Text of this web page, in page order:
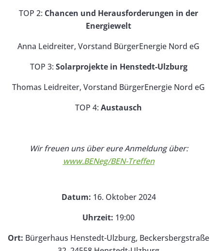
TOP 2: Chancen und Herausforderungen in der
Energiewelt
Anna Leidreiter, Vorstand BürgerEnergie Nord eG
TOP 3: Solarprojekte in Henstedt-Ulzburg
Thomas Leidreiter, Vorstand BürgerEnergie Nord eG
TOP 4: Austausch
Wir freuen uns über eure Anmeldung über:
www.BENeg/BEN-Treffen
Datum: 16. Oktober 2024
Uhrzeit: 19:00
Ort: Bürgerhaus Henstedt-Ulzburg, Beckersbergstraße